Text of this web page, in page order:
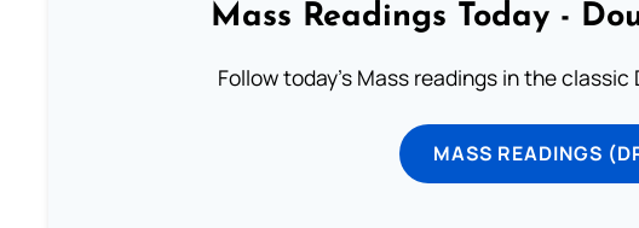
Mass Readings Today -
Follow today's Mass readings in the classic
MASS READINGS